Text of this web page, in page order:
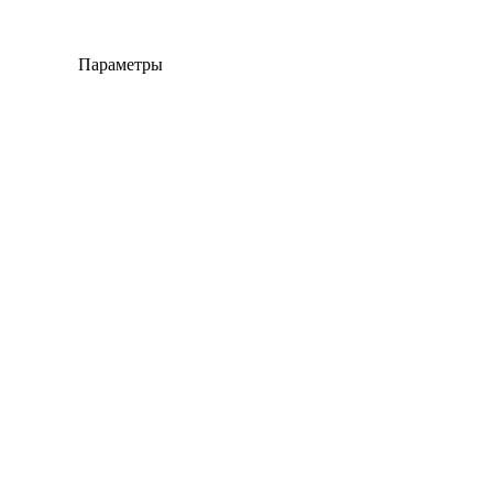
Параметры